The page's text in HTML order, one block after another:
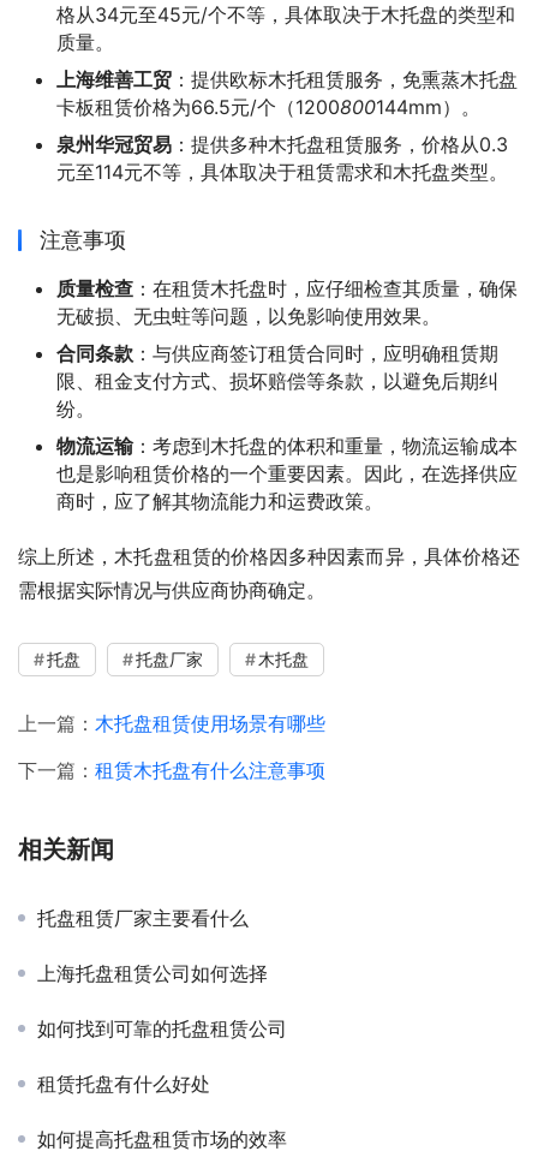
格从34元至45元/个不等，具体取决于木托盘的类型和
质量。
上海维善工贸 ：提供欧标木托租赁服务，免熏蒸木托盘
卡板租赁价格为66.5元/个（1200800144mm）。
泉州华冠贸易 ：提供多种木托盘租赁服务，价格从0.3
元至114元不等，具体取决于租赁需求和木托盘类型。
注意事项
质量检查 ：在租赁木托盘时，应仔细检查其质量，确保
无破损、无虫蛀等问题，以免影响使用效果。
合同条款 ：与供应商签订租赁合同时，应明确租赁期
限、租金支付方式、损坏赔偿等条款，以避免后期纠
纷。
物流运输：考虑到木托盘的体积和重量，物流运输成本
也是影响租赁价格的一个重要因素。因此，在选择供应
商时，应了解其物流能力和运费政策。
综上所述，木托盘租赁的价格因多种因素而异，具体价格还
需根据实际情况与供应商协商确定。
托盘 托盘厂家 木托盘
上一篇： 木托盘租赁使用场景有哪些
下一篇： 租赁木托盘有什么注意事项
相关新闻
托盘租赁厂家主要看什么
上海托盘租赁公司如何选择
如何找到可靠的托盘租赁公司
租赁托盘有什么好处
如何提高托盘租赁市场的效率